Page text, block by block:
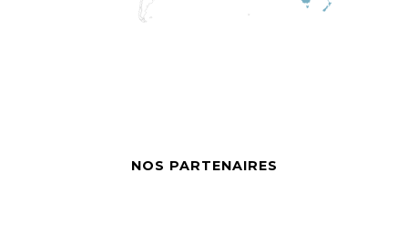
NOS PARTENAIRES